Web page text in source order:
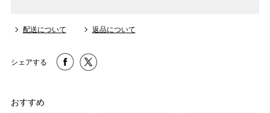
配送について 返品について
シェアする
おすすめ